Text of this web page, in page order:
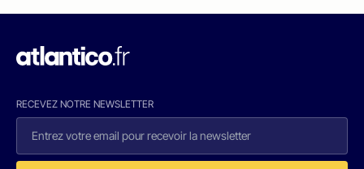
RECEVEZ NOTRE NEWSLETTER